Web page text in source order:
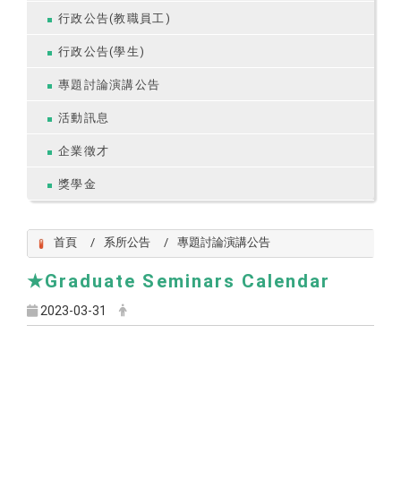
行政公告(教職員工)
行政公告(學生)
專題討論演講公告
活動訊息
企業徵才
獎學金
首頁 系所公告 專題討論演講公告
★Graduate Seminars Calendar
2023-03-31